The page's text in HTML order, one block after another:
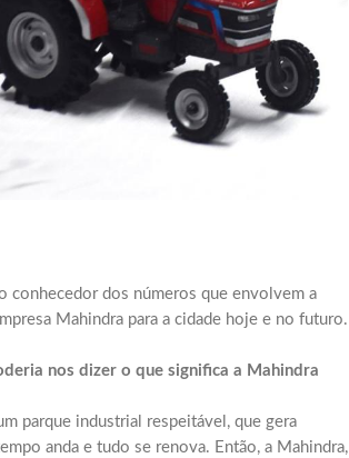
conhecedor dos números que envolvem a
Mahindra para a cidade hoje e no futuro.
nos dizer o que significa a Mahindra
parque industrial respeitável, que gera
anda e tudo se renova. Então, a Mahindra,